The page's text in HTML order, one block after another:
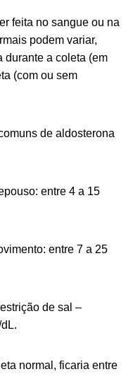
feita no sangue ou na
podem variar,
durante a coleta (em
(com ou sem
de aldosterona
entre 4 a 15
entre 7 a 25
de sal –
normal, ficaria entre